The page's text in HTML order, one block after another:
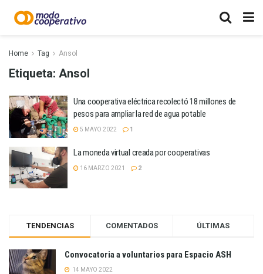
Home Tag Ansol
Etiqueta: Ansol
Una cooperativa eléctrica recolectó 18 millones de
pesos para ampliar la red de agua potable
5 MAYO 2022 1
La moneda virtual creada por cooperativas
16 MARZO 2021 2
TENDENCIAS COMENTADOS ÚLTIMAS
Convocatoria a voluntarios para Espacio ASH
14 MAYO 2022